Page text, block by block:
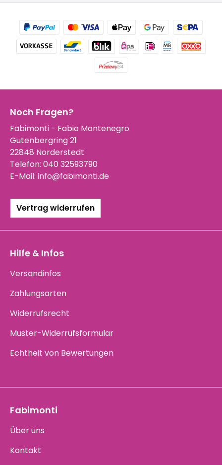
Noch Fragen?
Fabimonti - Fabio Montenegro
Gutenbergring 21
22848 Norderstedt
Telefon: 040 32593790
E-Mail: info@fabimonti.de
Vertrag widerrufen
Hilfe & Infos
Versandinfos
Zahlungsarten
Widerrufsrecht
Muster-Widerrufsformular
Echtheit von Bewertungen
Fabimonti
Über uns
Kontakt